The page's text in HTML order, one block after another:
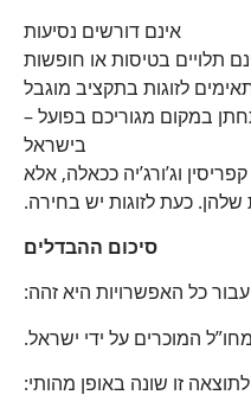
אינם דורשים נסיעות
תלויים בטיסות או חופשות
לזוגות בתקציב מוגבל
במקום מגוריכם בפועל –
בישראל
וג’ורג’יה ככאלה, אלא
כעת לזוגות יש בחירה.
סיכום ההבדלים
כל האפשרויות היא זהה:
המוכרים על ידי ישראל.
זו שונה באופן מהותי: